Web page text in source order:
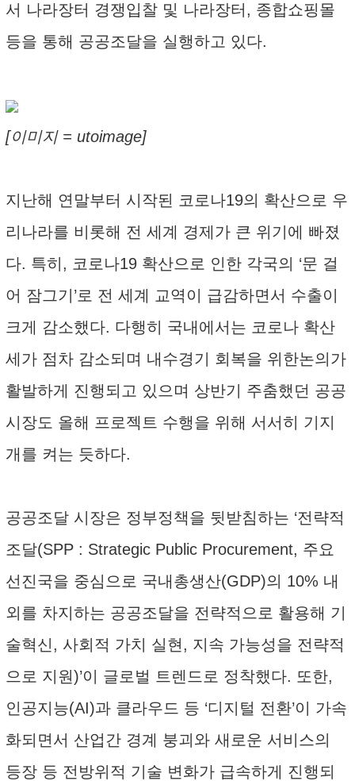
서 나라장터 경쟁입찰 및 나라장터, 종합쇼핑몰
등을 통해 공공조달을 실행하고 있다.
[이미지 = utoimage]
지난해 연말부터 시작된 코로나19의 확산으로 우
리나라를 비롯해 전 세계 경제가 큰 위기에 빠졌
다. 특히, 코로나19 확산으로 인한 각국의 ‘문 걸
어 잠그기’로 전 세계 교역이 급감하면서 수출이
크게 감소했다. 다행히 국내에서는 코로나 확산
세가 점차 감소되며 내수경기 회복을 위한논의가
활발하게 진행되고 있으며 상반기 주춤했던 공공
시장도 올해 프로젝트 수행을 위해 서서히 기지
개를 켜는 듯하다.
공공조달 시장은 정부정책을 뒷받침하는 ‘전략적
조달(SPP : Strategic Public Procurement, 주요
선진국을 중심으로 국내총생산(GDP)의 10% 내
외를 차지하는 공공조달을 전략적으로 활용해 기
술혁신, 사회적 가치 실현, 지속 가능성을 전략적
으로 지원)’이 글로벌 트렌드로 정착했다. 또한,
인공지능(AI)과 클라우드 등 ‘디지털 전환’이 가속
화되면서 산업간 경계 붕괴와 새로운 서비스의
등장 등 전방위적 기술 변화가 급속하게 진행되